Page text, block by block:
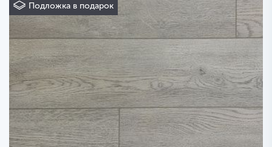
Подложка в подарок